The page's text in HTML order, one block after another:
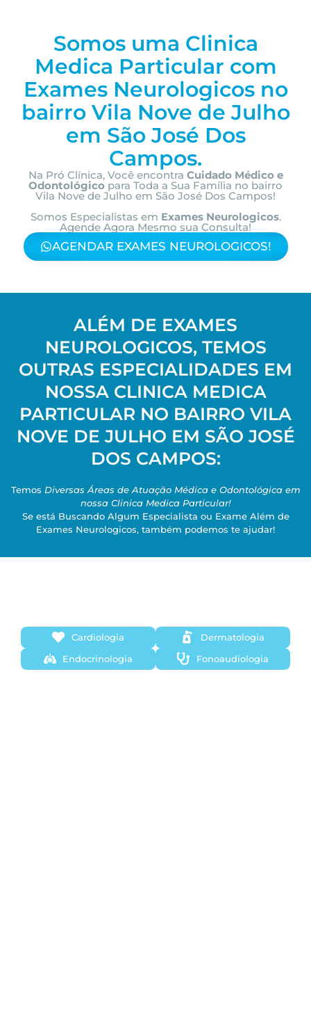
Somos uma Clinica
Medica Particular com
Exames Neurologicos no
bairroVila Nove de Julho
em São José Dos
Campos.
Na Pró Clínica, Você encontra Cuidado Médico e
Odontológico para Toda a Sua Família no bairro
Vila Nove de Julho em São José Dos Campos!
Somos Especialistas em Exames Neurologicos.
Agende Agora Mesmo sua Consulta!
AGENDAR EXAMES NEUROLOGICOS!
ALÉM DE EXAMES
NEUROLOGICOS, TEMOS
OUTRAS ESPECIALIDADES EM
NOSSA CLINICA MEDICA
PARTICULAR NO BAIRRO VILA
NOVE DE JULHO EM SÃO JOSÉ
DOS CAMPOS:
Temos Diversas Áreas de Atuação Médica e Odontológica em
nossa Clinica Medica Particular!
Se está Buscando Algum Especialista ou Exame Além de
Exames Neurologicos, também podemos te ajudar!
Cardiologia
Dermatologia
Endocrinologia
Fonoaudiologia